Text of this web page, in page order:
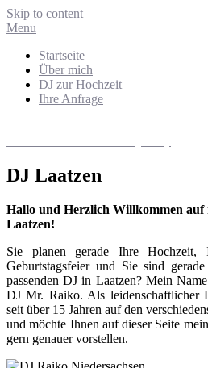
Skip to content
Menu
Startseite
Über mich
DJ zur Hochzeit
Ihre Anfrage
DJ Laatzen
Hallo und Herzlich Willkommen auf
Laatzen!
Sie planen gerade Ihre Hochzeit,
Geburtstagsfeier und Sie sind
passenden DJ in Laatzen? Mein
DJ Mr. Raiko. Als leidenschaftlicher
seit über 15 Jahren auf den
und möchte Ihnen auf dieser Seite
gern genauer vorstellen.